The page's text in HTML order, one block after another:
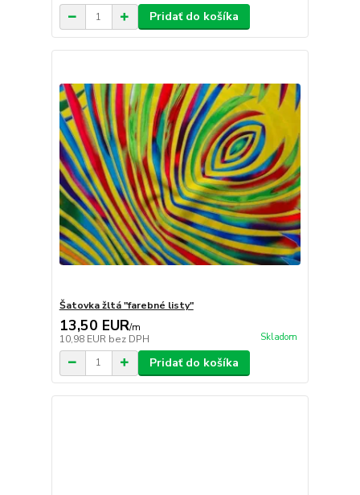
Pridať do košíka
Šatovka žltá "farebné listy"
13,50 EUR/m
10,98 EUR bez DPH Skladom
Pridať do košíka